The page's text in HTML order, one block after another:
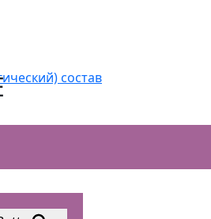
состав
ПРОИЗВОДИТЕЛЬНОСТИ